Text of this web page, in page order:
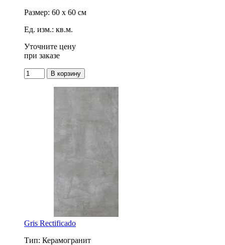
Размер: 60 x 60 см
Ед. изм.: кв.м.
Уточните цену
при заказе
Gris Rectificado
Тип: Керамогранит